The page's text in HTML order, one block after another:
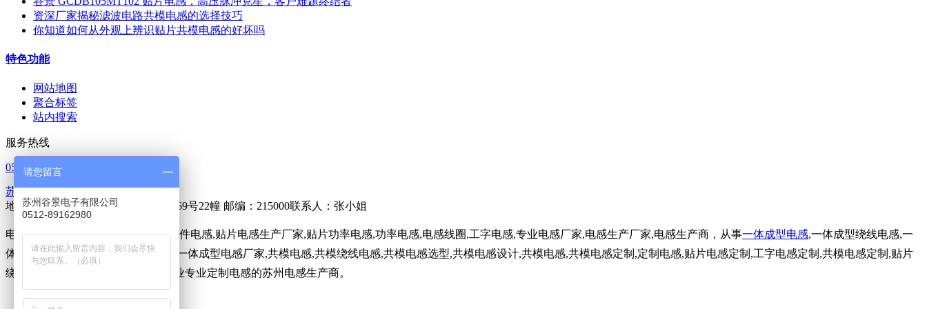
资深厂家揭秘滤波电路共模电感的选择技巧
你知道如何从外观上辨识贴片共模电感的好坏吗
特色功能
网站地图
聚合标签
站内搜索
服务热线
0512-65368862
苏ICP备14023902号-1
地址：苏州市吴中区胥口镇新峰路269号22幢 邮编：215000联系人：张小姐
电感,贴片电感,贴片绕线电感,贴片插件电感,贴片电感生产厂家,贴片功率电感,功率电感,电感线圈,工字电感,专业电感厂家,电感生产厂家,电感生产商，从事一体成型电感,一体成型绕线电感,一
体成型贴片电感,一体成型屏蔽电感,一体成型电感厂家,共模电感,共模绕线电感,共模电感选型,共模电感设计,共模电感,共模电感定制,定制电感,贴片电感定制,工字电感定制,共模电感定制,贴片
绕线电感定制,一体成型电感。为企业专业定制电感的苏州电感生产商。
请您留言
苏州谷景电子有限公司
0512-89162980